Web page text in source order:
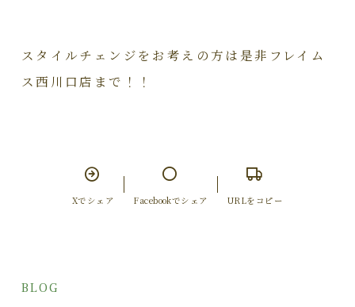
スタイルチェンジをお考えの方は是非フレイム
ス西川口店まで！！
Xでシェア Facebookでシェア URLをコピー
BLOG